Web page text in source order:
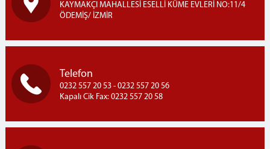
KAYMAKÇI MAHALLESİ ESELLİ KÜME EVLERİ NO:11/4
ÖDEMİŞ/ İZMİR
Telefon
0232 557 20 53 - 0232 557 20 56
Kapalı Cik Fax: 0232 557 20 58